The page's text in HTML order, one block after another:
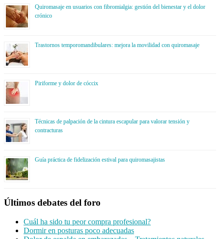
Quiromasaje en usuarios con fibromialgia: gestión del bienestar y el dolor
crónico
Trastornos temporomandibulares: mejora la movilidad con quiromasaje
Piriforme y dolor de cóccix
Técnicas de palpación de la cintura escapular para valorar tensión y
contracturas
Guía práctica de fidelización estival para quiromasajistas
Últimos debates del foro
Cuál ha sido tu peor compra profesional?
Dormir en posturas poco adecuadas